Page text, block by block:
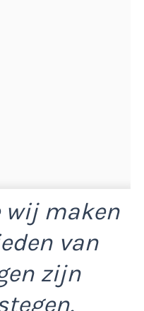
wij maken
van
zijn